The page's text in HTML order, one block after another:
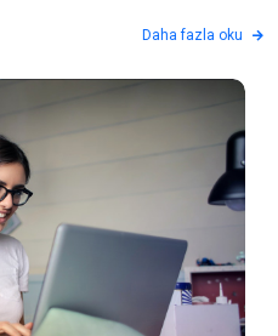
Daha fazla oku